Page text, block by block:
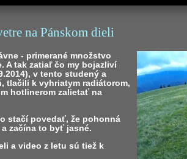
na Pánskom dieli
- primerané množstvo
A tak zatiaľ čo my bojazliví
v tento studený a
tlačili k vyhriatym radiátorom,
hotlinerom zalietať na
stačí povedať, že pohonná
začína to byť jasné.
a video z letu sú tiež k